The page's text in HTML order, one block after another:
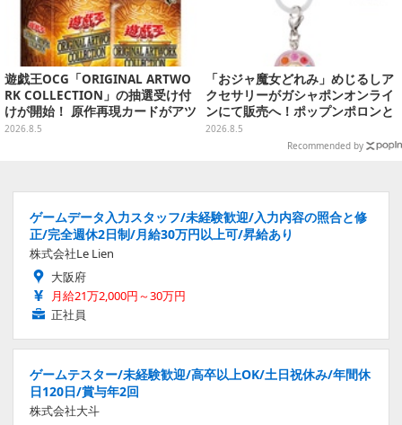
遊戯王OCG「ORIGINAL ARTWO
RK COLLECTION」の抽選受け付
けが開始！ 原作再現カードがアツ
いスペシャルパック
2026.8.5
「おジャ魔女どれみ」めじるしア
クセサリーがガシャポンオンライ
ンにて販売へ！ポップンポロンと
魔法玉の2連チャームなど全9種
2026.8.5
Recommended by
ゲームデータ入力スタッフ/未経験歓迎/入力内容の照合と修
正/完全週休2日制/月給30万円以上可/昇給あり
株式会社Le Lien
大阪府
月給21万2,000円～30万円
正社員
ゲームテスター/未経験歓迎/高卒以上OK/土日祝休み/年間休
日120日/賞与年2回
株式会社大斗